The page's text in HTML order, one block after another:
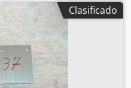
Clasificado